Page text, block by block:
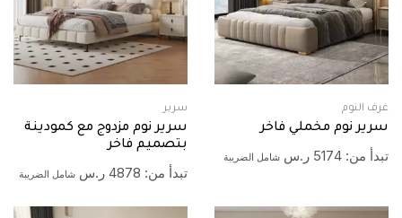
غرف النوم
سرير نوم مخملي فاخر
تبدأ من: 5174 ر.س شامل الضريبة
سرير
سرير نوم مزدوج مع كمودينة
بتصميم فاخر
تبدأ من: 4878 ر.س شامل الضريبة